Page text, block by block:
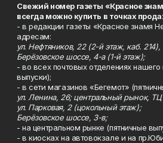
Свежий номер газеты «Красное
всегда можно купить в точках
- в редакции газеты «Красное знамя
адресам:
ул. Нефтяников, 22 (2-й этаж, каб. 214),
Берёзовское шоссе, 4-а (1-й этаж);
- во всех почтовых отделениях нашего
выпуски);
- в сети магазинов «Бегемот»
ул. Ленина, 26; центральный рынок,
ул. Парковая, 2 (цокольный этаж);
Берёзовское шоссе, 3-в;
- на центральном рынке (пятничные
- в киосках на автовокзале и на